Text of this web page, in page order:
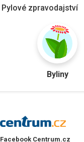
Pylové zpravodajství
Byliny
Facebook Centrum.cz